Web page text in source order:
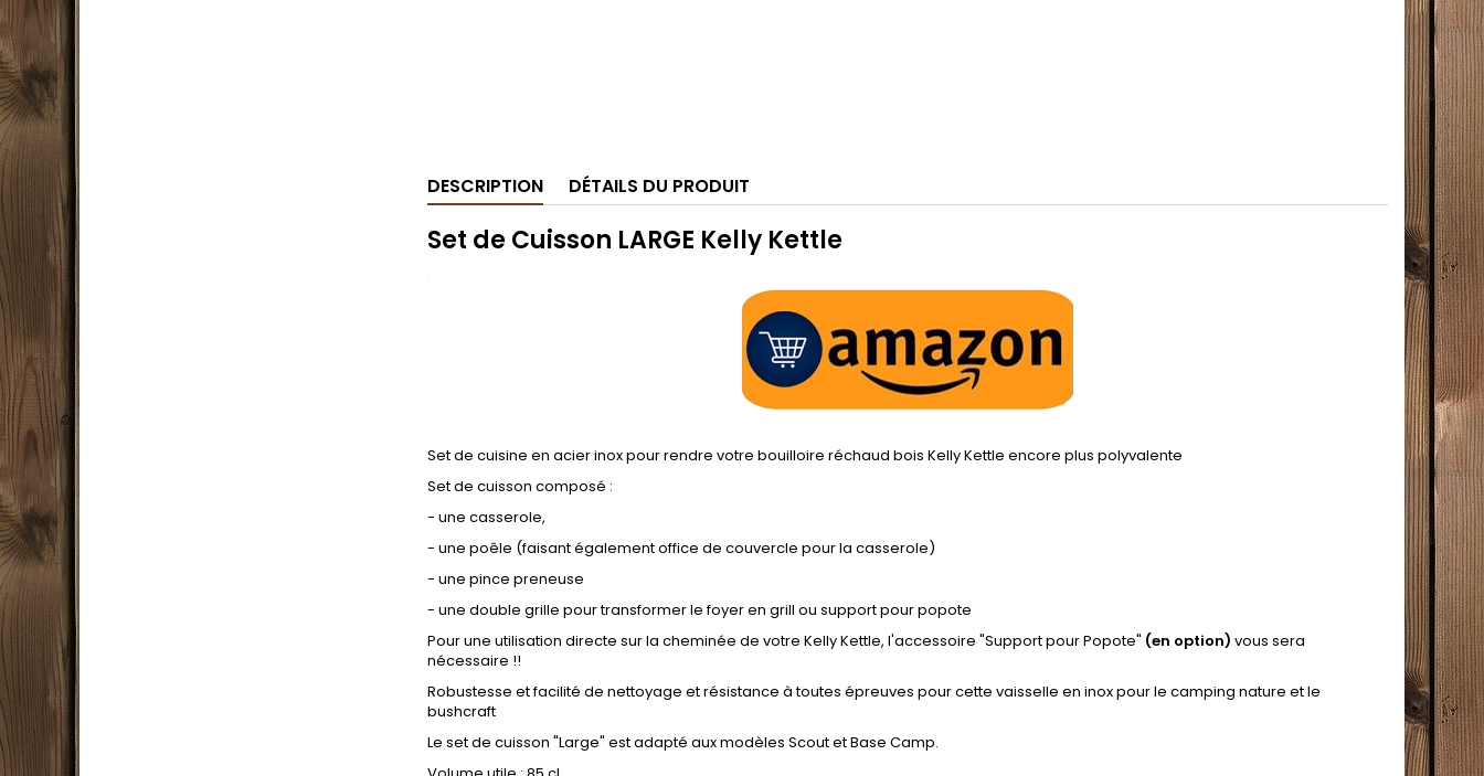
DESCRIPTION DÉTAILS DU PRODUIT
Set de Cuisson LARGE Kelly Kettle
.
Set de cuisine en acier inox pour rendre votre bouilloire réchaud bois Kelly Kettle encore plus polyvalente
Set de cuisson composé :
- une casserole,
- une poêle (faisant également office de couvercle pour la casserole)
- une pince preneuse
- une double grille pour transformer le foyer en grill ou support pour popote
Pour une utilisation directe sur la cheminée de votre Kelly Kettle, l'accessoire "Support pour Popote" (en option) vous sera
nécessaire !!
Robustesse et facilité de nettoyage et résistance à toutes épreuves pour cette vaisselle en inox pour le camping nature et le
bushcraft
Le set de cuisson "Large" est adapté aux modèles Scout et Base Camp.